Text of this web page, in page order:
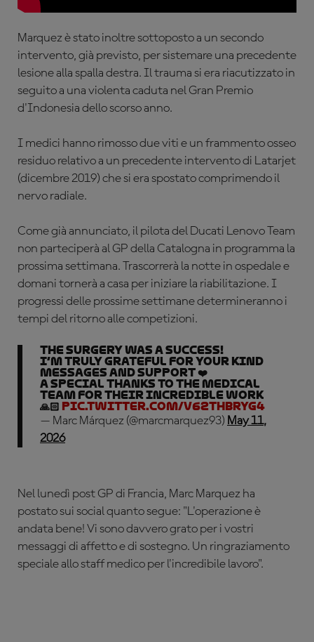
Marquez è stato inoltre sottoposto a un secondo
intervento, già previsto, per sistemare una precedente
lesione alla spalla destra. Il trauma si era riacutizzato in
seguito a una violenta caduta nel Gran Premio
d'Indonesia dello scorso anno.
I medici hanno rimosso due viti e un frammento osseo
residuo relativo a un precedente intervento di Latarjet
(dicembre 2019) che si era spostato comprimendo il
nervo radiale.
Come già annunciato, il pilota del Ducati Lenovo Team
non parteciperà al GP della Catalogna in programma la
prossima settimana. Trascorrerà la notte in ospedale e
domani tornerà a casa per iniziare la riabilitazione. I
progressi delle prossime settimane determineranno i
tempi del ritorno alle competizioni.
The surgery was a success!
I’m truly grateful for your kind
messages and support ❤️
A special thanks to the medical
team for their incredible work
🙏🏻 pic.twitter.com/V62THbRyg4
— Marc Márquez (@marcmarquez93) May 11,
2026
Nel lunedì post GP di Francia, Marc Marquez ha
postato sui social quanto segue: "L'operazione è
andata bene! Vi sono davvero grato per i vostri
messaggi di affetto e di sostegno. Un ringraziamento
speciale allo staff medico per l'incredibile lavoro".